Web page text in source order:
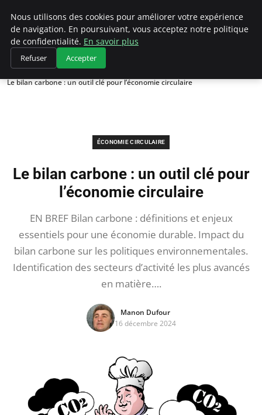
Climategatecountryclub.com
Accueil
Économie circulaire
Le bilan carbone : un outil clé pour l’économie circulaire
ÉCONOMIE CIRCULAIRE
Le bilan carbone : un outil clé pour
l’économie circulaire
EN BREF Bilan carbone : définitions et enjeux
essentiels pour une économie durable. Impact du
bilan carbone sur les politiques environnementales.
Identification des secteurs d’activité les plus avancés
en matière….
Manon Dufour
16 décembre 2024
Nous utilisons des cookies pour améliorer votre expérience
de navigation. En poursuivant, vous acceptez notre politique
de confidentialité. En savoir plus
Refuser Accepter